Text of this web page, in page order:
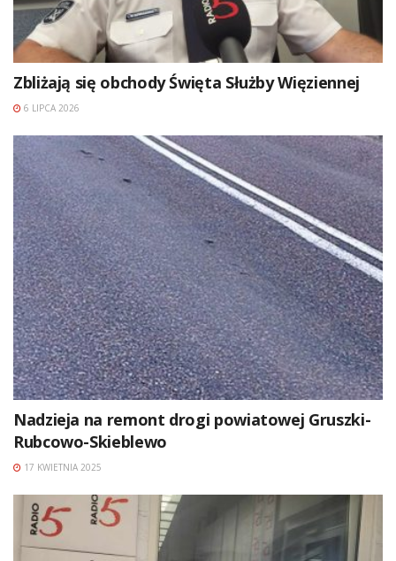
Zbliżają się obchody Święta Służby Więziennej
6 LIPCA 2026
Nadzieja na remont drogi powiatowej Gruszki-
Rubcowo-Skieblewo
17 KWIETNIA 2025